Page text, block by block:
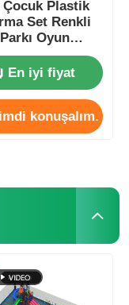
Çocuk Plastik
Set Renkli
Oyun
Ekipmanı
Otel için
En iyi fiyat
konuşalım.